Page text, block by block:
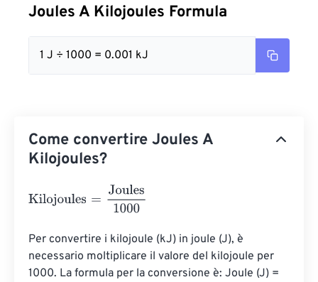
Joules A Kilojoules Formula
1 J ÷ 1000 = 0.001 kJ
Come convertire Joules A
Kilojoules?
Kilojoules Joules1000
Per convertire i kilojoule (kJ) in joule (J), è
necessario moltiplicare il valore del kilojoule per
1000. La formula per la conversione è: Joule (J) =